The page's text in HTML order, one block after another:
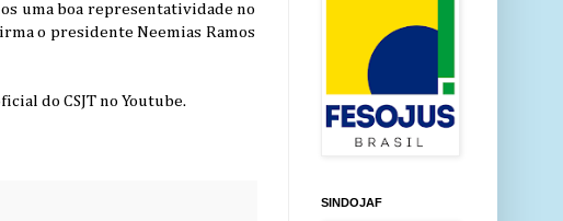
uma boa representatividade no
o presidente Neemias Ramos
do CSJT no Youtube.
SINDOJAF